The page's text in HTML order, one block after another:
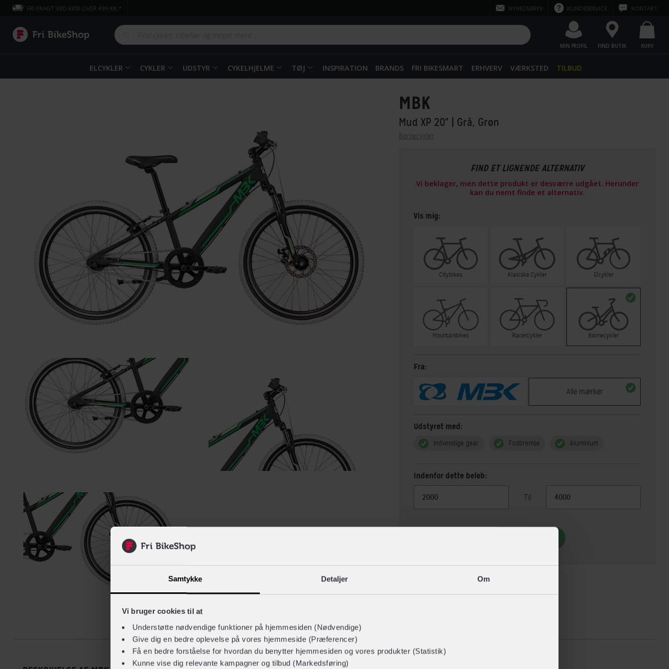
Samtykke Detaljer Om
Vi bruger cookies til at
Understøtte nødvendige funktioner på hjemmesiden (Nødvendige)
Give dig en bedre oplevelse på vores hjemmeside (Præferencer)
Få en bedre forståelse for hvordan du benytter hjemmesiden og vores produkter (Statistik)
Kunne vise dig relevante kampagner og tilbud (Markedsføring)
FRI FRAGT VED KØB OVER 499 KR.* NYHEDSBREV KUNDESERVICE KONTAKT
MIN PROFIL FIND BUTIK KURV
ELCYKLER CYKLER UDSTYR CYKELHJELME TØJ INSPIRATION BRANDS FRI BIKESMART ERHVERV VÆRKSTED TILBUD
MBK
Mud XP 20" | Grå, Grøn
Børnecykler
FIND ET LIGNENDE ALTERNATIV
Vi beklager, men dette produkt er desværre udgået. Herunder
kan du nemt finde et alternativ.
Vis mig:
Citybikes Klasiske Cykler Elcykler
Mountainbikes Racercykler Børnecykler
Fra:
Alle mærker
Udstyret med:
Indvendige gear Fodbremse Aluminium
Indenfor dette beløb:
Til
Beskrivelse